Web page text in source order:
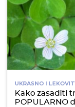
UKRASNO I
Kako zasaditi
POPULARNO